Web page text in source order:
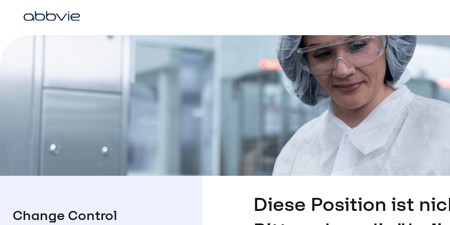
Change Control
Diese Position ist